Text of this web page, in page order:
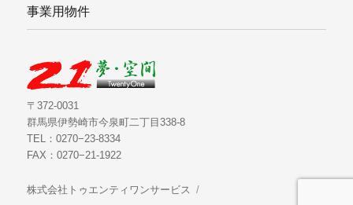
事業用物件
〒372-0031
群馬県伊勢崎市今泉町二丁目338-8
TEL：0270−23-8334
FAX：0270−21-1922
株式会社トゥエンティワンサービス